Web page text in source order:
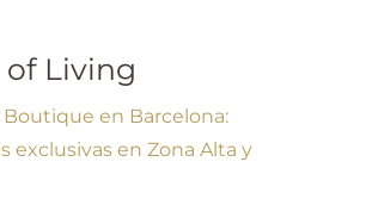
of Living
Boutique en Barcelona:
exclusivas en Zona Alta y